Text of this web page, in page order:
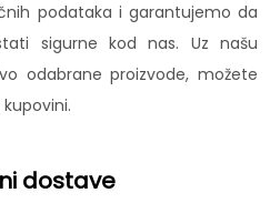
podataka i garantujemo da
sigurne kod nas. Uz našu
odabrane proizvode, možete
dostave